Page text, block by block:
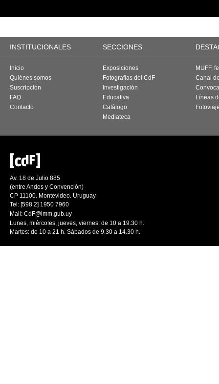
INSTITUCIONALES SECCIONES
Inicio
Quiénes somos
Suscripción
FAQ
Contacto
Exposiciones
Fotografías del CdF
Investigación
Educativa
Catálogo
Mediateca
MUFF,
Canal
Líneas
Av. 18 de Julio 885
(entre Andes y Convención)
CP 11100. Montevideo. Uruguay
Tel: [598 2] 1950 7960
Mail: CdF@imm.gub.uy
Lunes, miércoles, jueves, viernes: de 10 a 19.30 h.
Martes: de 10 a 21 h. Sábados de 9.30 a 14.30 h.